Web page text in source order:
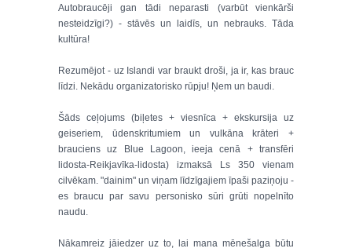
Autobraucēji gan tādi neparasti (varbūt vienkārši
nesteidzīgi?) - stāvēs un laidīs, un nebrauks. Tāda
kultūra!
Rezumējot - uz Islandi var braukt droši, ja ir, kas brauc
līdzi. Nekādu organizatorisko rūpju! Ņem un baudi.
Šāds ceļojums (biļetes + viesnīca + ekskursija uz
geiseriem, ūdenskritumiem un vulkāna krāteri +
brauciens uz Blue Lagoon, ieeja cenā + transfēri
lidosta-Reikjavīka-lidosta) izmaksā Ls 350 vienam
cilvēkam. "dainim" un viņam līdzīgajiem īpaši paziņoju -
es braucu par savu personisko sūri grūti nopelnīto
naudu.
Nākamreiz jāiedzer uz to, lai mana mēnešalga būtu